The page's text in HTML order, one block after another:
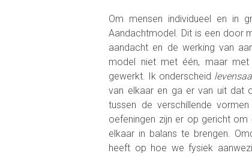
Om mensen individueel en in
Aandachtmodel. Dit is een door
aandacht en de werking van
model niet met één, maar met
gewerkt. Ik onderscheid
van elkaar en ga er van uit dat
tussen de verschillende
oefeningen zijn er op gericht
elkaar in balans te brengen.
heeft op hoe we fysiek